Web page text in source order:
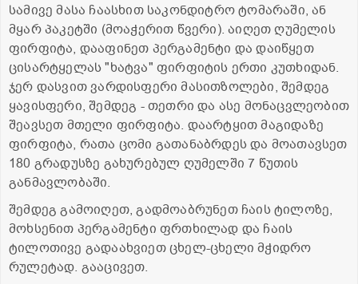
სამივე მასა ჩაასხით საკონდიტრო ტომარაში, ან
მყარ პაკეტში (მოაჭერით წვერი). აიღეთ ღუმელის
ფირფიტა, დააფინეთ პერგამენტი და დაიწყეთ
ცისარტყელას "ხატვა" ფირფიტის ერთი კუთხიდან.
ჯერ დასვით ვარდისფერი მასითზოლები, შემდეგ
ყავისფერი, შემდეგ - თეთრი და ასე მონაცვლეობით
შეავსეთ მთელი ფირფიტა. დაარტყით მაგიდაზე
ფირფიტა, რათა ცომი გათანაბრდეს და მოათავსეთ
180 გრადუსზე გახურებულ ღუმელში 7 წუთის
განმავლობაში.
შემდეგ გამოიღეთ, გადმოაბრუნეთ ჩაის ტილოზე,
მოხსენით პერგამენტი ფრთხილად და ჩაის
ტილოთივე გადაახვიეთ ცხელ-ცხელი მჭიდრო
რულეტად. გააცივეთ.